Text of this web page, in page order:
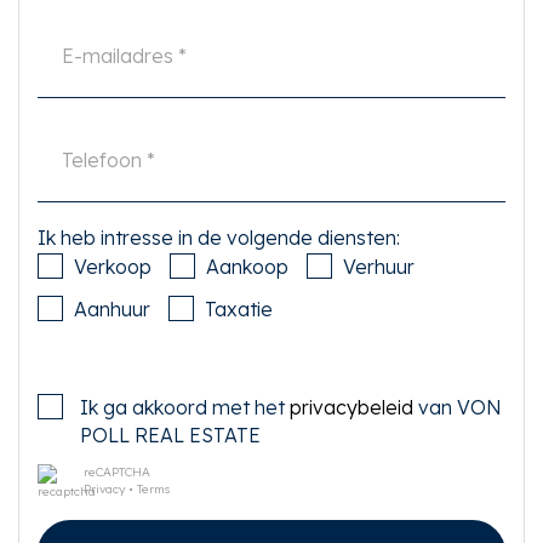
begeleidt bij het aankoopproces. Indien u specifieke wensen heeft omtrent
makelaar en hiernaar zelfstandig onderzoek te (laten) doen. Indien u geen
Van toepassing zijn de NVM voorwaarden.
Ik heb intresse in de volgende diensten:
Verkoop
Aankoop
Verhuur
Aanhuur
Taxatie
Ik ga akkoord met hetprivacybeleid van VON
POLL REAL ESTATE
reCAPTCHA
Privacy • Terms